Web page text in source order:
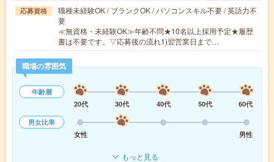
応募資格
職種未経験OK / ブランクOK / パソコンスキル不要 / 英語力不
要
≪無資格・未経験OK≫年齢不問★10名以上採用予定★履歴
書は不要です。▽応募後の流れ1)翌営業日まで…
職場の雰囲気
年齢層
20代
30代 40代 50代
60代
男女比率
女性
男性
もっと見る